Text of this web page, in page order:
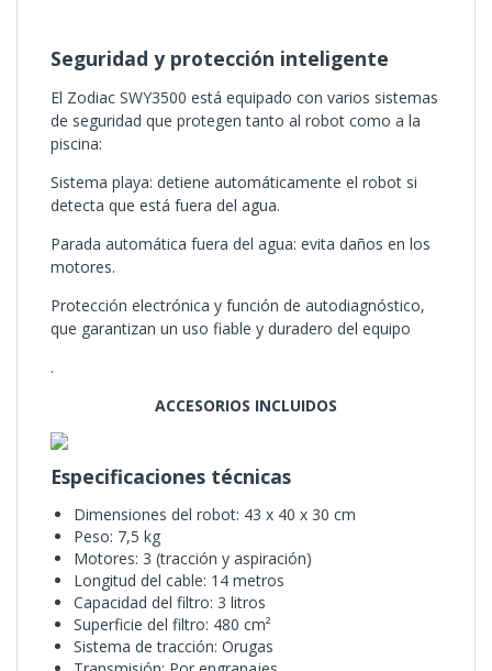
Seguridad y protección inteligente
El Zodiac SWY3500 está equipado con varios sistemas
de seguridad que protegen tanto al robot como a la
piscina:
Sistema playa: detiene automáticamente el robot si
detecta que está fuera del agua.
Parada automática fuera del agua: evita daños en los
motores.
Protección electrónica y función de autodiagnóstico,
que garantizan un uso fiable y duradero del equipo
.
ACCESORIOS INCLUIDOS
Especificaciones técnicas
Dimensiones del robot: 43 x 40 x 30 cm
Peso: 7,5 kg
Motores: 3 (tracción y aspiración)
Longitud del cable: 14 metros
Capacidad del filtro: 3 litros
Superficie del filtro: 480 cm²
Sistema de tracción: Orugas